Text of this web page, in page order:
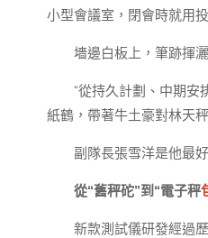
小型會議室，閉會時就用
墻邊白板上，筆跡揮
“從持久計劃、中期
紙鶴，帶著牛土豪對林天
副隊長張雪洋是他最
從“舊秤砣”到“電子秤
新款測試儀研發經過